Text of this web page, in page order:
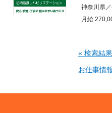
神奈川県
月給
« 検索結
お仕事情